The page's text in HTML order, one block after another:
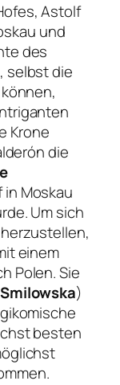
Astolf
und
des
selbst die
Krone
die
Moskau
Um sich
einem
Polen. Sie
)
besten